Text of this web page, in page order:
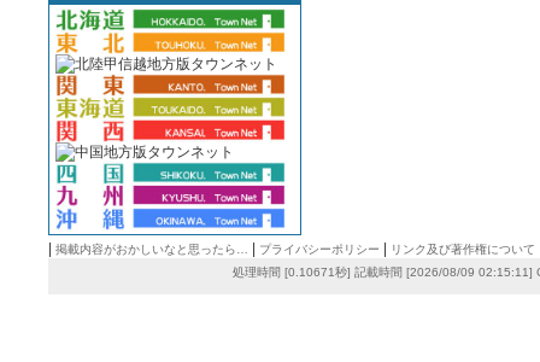
| 掲載内容がおかしいなと思ったら… | プライバシーポリシー | リンク及び著作権について
処理時間 [0.10671秒] 記載時間 [2026/08/09 02:15:11]